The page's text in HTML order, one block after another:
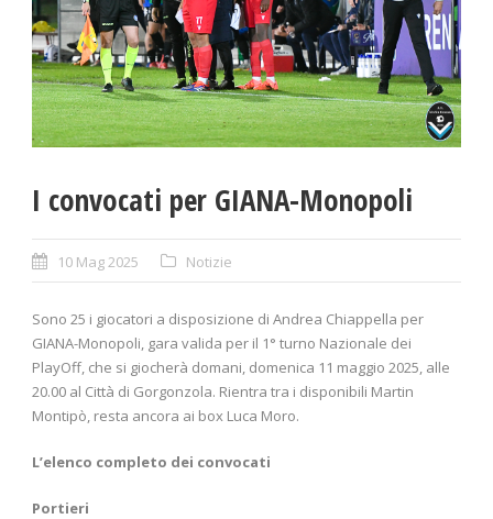
I convocati per GIANA-Monopoli
10 Mag 2025 Notizie
Sono 25 i giocatori a disposizione di Andrea Chiappella per
GIANA-Monopoli, gara valida per il 1° turno Nazionale dei
PlayOff, che si giocherà domani, domenica 11 maggio 2025, alle
20.00 al Città di Gorgonzola. Rientra tra i disponibili Martin
Montipò, resta ancora ai box Luca Moro.
L’elenco completo dei convocati
Portieri